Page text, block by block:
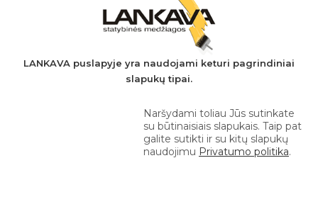
A.s.: LT037044060001923651
AB SEB bankas
+370 610 42 222
LANKAVA puslapyje yra naudojami keturi pagrindiniai
slapukų tipai.
Naršydami toliau Jūs sutinkate
su būtinaisiais slapukais. Taip pat
galite sutikti ir su kitų slapukų
naudojimu Privatumo politika.